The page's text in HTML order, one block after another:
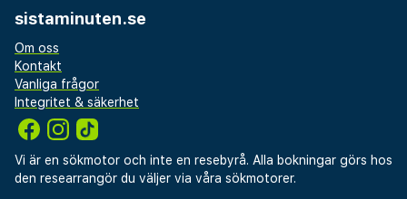
sistaminuten.se
Om oss
Kontakt
Vanliga frågor
Integritet & säkerhet
Vi är en sökmotor och inte en resebyrå. Alla bokningar görs hos
den researrangör du väljer via våra sökmotorer.